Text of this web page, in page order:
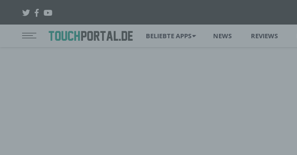
BELIEBTE APPS NEWS REVIEWS